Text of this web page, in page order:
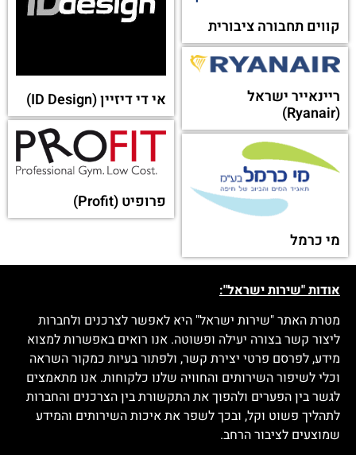
קווים תחבורה ציבורית
ריינאייר ישראל
(Ryanair)
אי די דיזיין (ID Design)
מי כרמל
פרופיט (Profit)
אודות "שירות ישראל":
מטרת האתר "שירות ישראל" היא לאפשר לצרכנים ולחברות
ליצור קשר בצורה יעילה ופשוטה. אנו רואים באפשרות למצוא
מידע, לפרסם פרטי יצירת קשר, ולפתור בעיות כמקור השראה
וכלי לשיפור השירותים והחוויה שלנו כלקוחות. אנו מתאמצים
לגשר בין הפערים ולהפוך את התקשורת בין הצרכנים והחברות
לתהליך פשוט וקל, ובכך לשפר את איכות השירותים והמידע
שמוצעים לציבור הרחב.